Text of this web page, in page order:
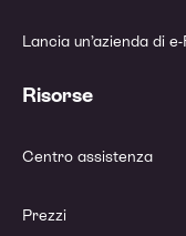
Lancia un’azienda di
Risorse
Centro assistenza
Prezzi